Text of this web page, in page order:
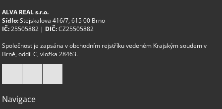
ALVA REAL s.r.o.
Sídlo:Stejskalova 416/7, 615 00 Brno
IČ:25505882 | DIČ:CZ25505882
Společnost je zapsána v obchodním rejstříku vedeném Krajským soudem v
Brně, oddíl C, vložka 28463.
Navigace